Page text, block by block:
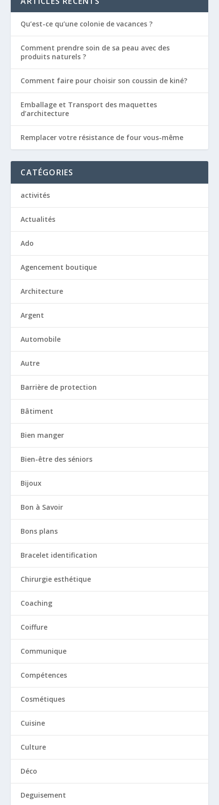
Qu’est-ce qu’une colonie de vacances ?
Comment prendre soin de sa peau avec des
produits naturels ?
Comment faire pour choisir son coussin de kiné?
Emballage et Transport des maquettes
d’architecture
Remplacer votre résistance de four vous-même
CATÉGORIES
activités
Actualités
Ado
Agencement boutique
Architecture
Argent
Automobile
Autre
Barrière de protection
Bâtiment
Bien manger
Bien-être des séniors
Bijoux
Bon à Savoir
Bons plans
Bracelet identification
Chirurgie esthétique
Coaching
Coiffure
Communique
Compétences
Cosmétiques
Cuisine
Culture
Déco
Deguisement